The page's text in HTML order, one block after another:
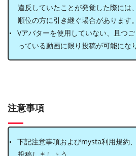
違反していたことが発覚した際には
順位の方に引き継ぐ場合があります。
Vアバターを使用していない、且つ
っている動画に限り投稿が可能にな
注意事項
下記注意事項およびmysta利用規約
投稿しましょう。